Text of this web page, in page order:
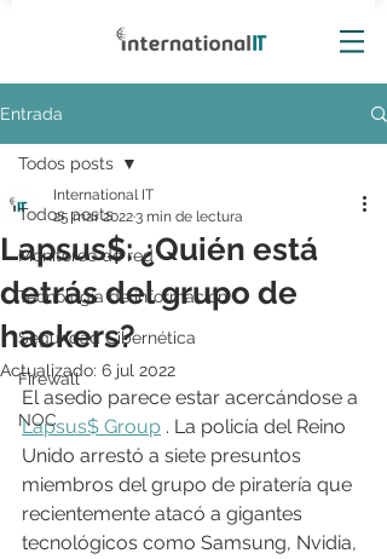
Entrada
Todos posts
Monitoreo de red
Tecnología de información
Seguridad Cibernética
Firewall
NOC
Todos posts
Lapsus$: ¿Quién está
detrás del grupo de
hackers?
International IT
25 mar 20223 min de lectura
Actualizado: 6 jul 2022
El asedio parece estar acercándose a
Lapsus$ Group . La policía del Reino
Unido arrestó a siete presuntos
miembros del grupo de piratería que
recientemente atacó a gigantes
tecnológicos como Samsung, Nvidia,